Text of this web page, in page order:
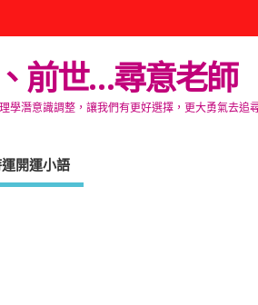
前世…尋意老師
潛意識調整，讓我們有更好選擇，更大勇氣去
開運小語